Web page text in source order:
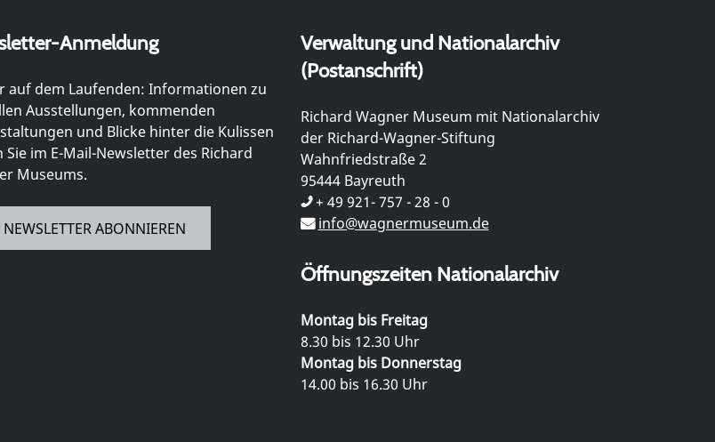
Anmeldung
auf dem Laufenden: Informationen zu
Ausstellungen, kommenden
und Blicke hinter die Kulissen
Sie im E-Mail-Newsletter des Richard
Museums.
NEWSLETTER ABONNIEREN
Verwaltung und Nationalarchiv
(Postanschrift)
Richard Wagner Museum mit Nationalarchiv
der Richard-Wagner-Stiftung
Wahnfriedstraße 2
95444 Bayreuth
+ 49 921- 757 - 28 - 0
info@wagnermuseum.de
Öffnungszeiten Nationalarchiv
Montag bis Freitag
8.30 bis 12.30 Uhr
Montag bis Donnerstag
14.00 bis 16.30 Uhr